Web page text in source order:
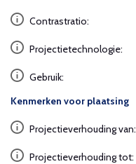
Contrastratio:
Projectietechnologie:
Gebruik:
Kenmerken voor plaatsing
Projectieverhouding van:
Projectieverhouding tot: